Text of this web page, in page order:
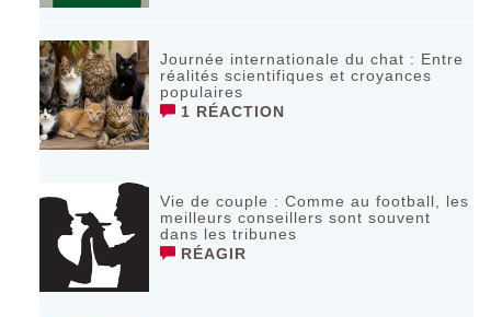
Journée internationale du chat : Entre
réalités scientifiques et croyances
populaires
1 RÉACTION
Vie de couple : Comme au football, les
meilleurs conseillers sont souvent
dans les tribunes
RÉAGIR